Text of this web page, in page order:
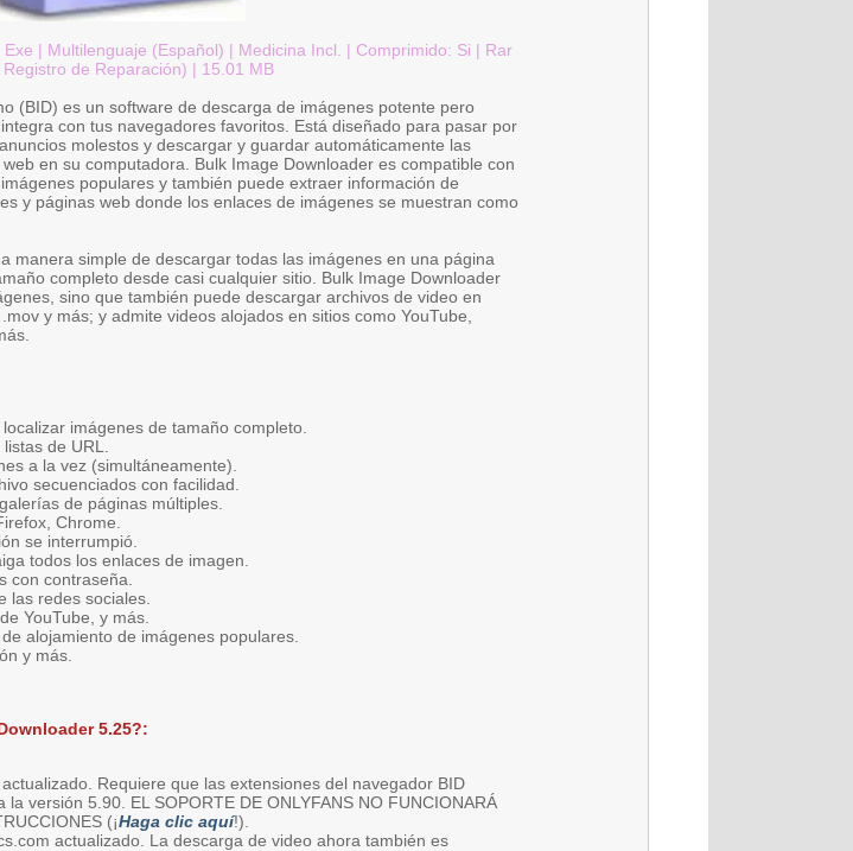
Exe | Multilenguaje (Español) | Medicina Incl. | Comprimido: Si | Rar
Registro de Reparación) | 15.01 MB
(BID) es un software de descarga de imágenes potente pero
con tus navegadores favoritos. Está diseñado para pasar por
molestos y descargar y guardar automáticamente las
en su computadora. Bulk Image Downloader es compatible con
populares y también puede extraer información de
y páginas web donde los enlaces de imágenes se muestran como
manera simple de descargar todas las imágenes en una página
completo desde casi cualquier sitio. Bulk Image Downloader
sino que también puede descargar archivos de video en
y más; y admite videos alojados en sitios como YouTube,
imágenes de tamaño completo.
de URL.
a la vez (simultáneamente).
secuenciados con facilidad.
de páginas múltiples.
Chrome.
se interrumpió.
todos los enlaces de imagen.
con contraseña.
las redes sociales.
YouTube, y más.
alojamiento de imágenes populares.
y más.
5.25?:
Requiere que las extensiones del navegador BID
versión 5.90. EL SOPORTE DE ONLYFANS NO FUNCIONARÁ
(¡Haga clic aquí!).
actualizado. La descarga de video ahora también es